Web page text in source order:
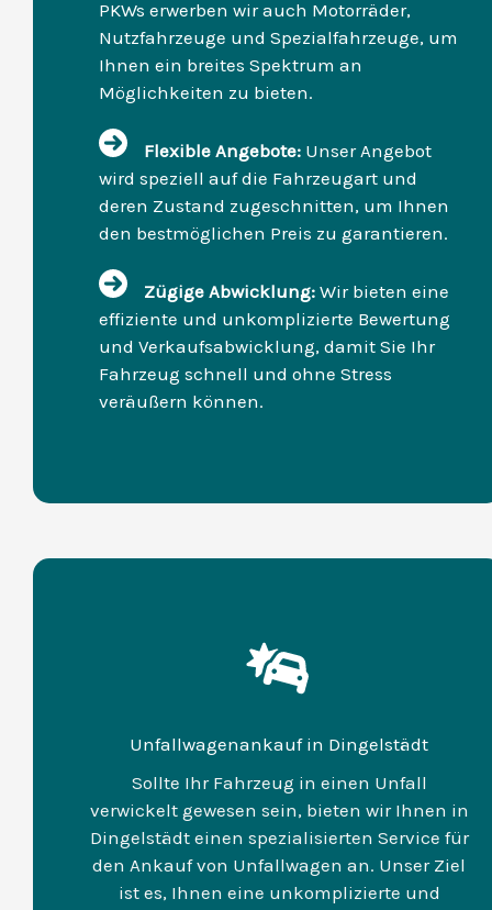
PKWs erwerben wir auch Motorräder,
Nutzfahrzeuge und Spezialfahrzeuge, um
Ihnen ein breites Spektrum an
Möglichkeiten zu bieten.
Flexible Angebote: Unser Angebot
wird speziell auf die Fahrzeugart und
deren Zustand zugeschnitten, um Ihnen
den bestmöglichen Preis zu garantieren.
Zügige Abwicklung: Wir bieten eine
effiziente und unkomplizierte Bewertung
und Verkaufsabwicklung, damit Sie Ihr
Fahrzeug schnell und ohne Stress
veräußern können.
Unfallwagenankauf in Dingelstädt
Sollte Ihr Fahrzeug in einen Unfall
verwickelt gewesen sein, bieten wir Ihnen in
Dingelstädt einen spezialisierten Service für
den Ankauf von Unfallwagen an. Unser Ziel
ist es, Ihnen eine unkomplizierte und